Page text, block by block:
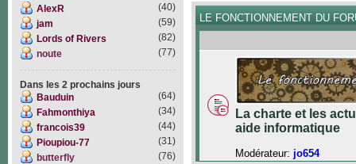
AlexR
(40)
jam
(59)
Lords of Rivers
(82)
noute
(77)
Dans les 2 prochains jours
Bauduin
(64)
Fahmonthiya
(34)
francois39
(44)
Pioupiou-77
(31)
butterfly
(76)
LE FONCTIONNEMENT DU
La charte et les
aide informatique
Modérateur: jo654